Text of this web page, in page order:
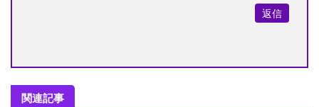
返信
関連記事